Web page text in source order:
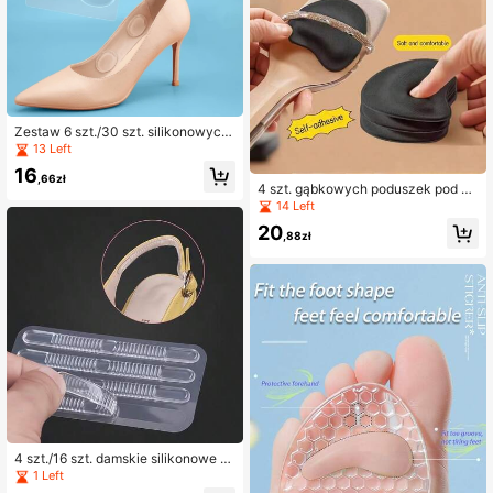
Zestaw 6 szt./30 szt. silikonowych
naklejek do elastycznego użytku
13 Left
16 ,66zł
4 szt./16 szt. damskie silikonowe p
odkładki pod pięty, miękkie i samop
rzylepne
1 Left
m
4 szt. gąbkowych poduszek pod pr
zód stopy do szpilek, pogrubiana a
mortyzująca wkładka, antypoślizgo
wa, oddychająca i wygodna
14 Left
20 ,88zł